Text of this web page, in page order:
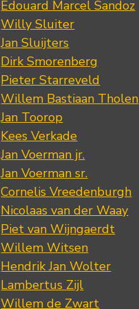
Edouard Marcel Sandoz
Willy Sluiter
Jan Sluijters
Dirk Smorenberg
Pieter Starreveld
Willem Bastiaan Tholen
Jan Toorop
Kees Verkade
Jan Voerman jr.
Jan Voerman sr.
Cornelis Vreedenburgh
Nicolaas van der Waay
Piet van Wijngaerdt
Willem Witsen
Hendrik Jan Wolter
Lambertus Zijl
Willem de Zwart